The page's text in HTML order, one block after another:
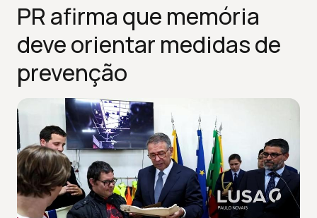
PR afirma que memória
deve orientar medidas de
prevenção